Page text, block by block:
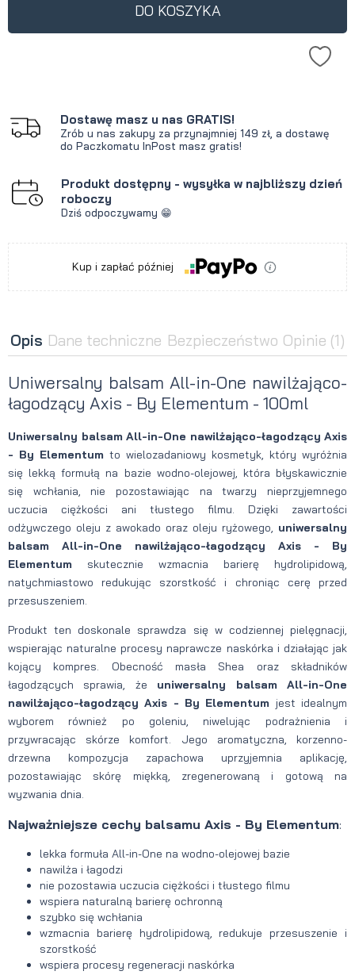
DO KOSZYKA
Dostawę masz u nas GRATIS!
Zrób u nas zakupy za przynajmniej 149 zł, a dostawę
do Paczkomatu InPost masz gratis!
Produkt dostępny - wysyłka w najbliższy dzień
roboczy
Dziś odpoczywamy 😁
Kup i zapłać później
Opis Dane techniczne Bezpieczeństwo Opinie (1)
Uniwersalny balsam All-in-One nawilżająco-
łagodzący Axis - By Elementum - 100ml
Uniwersalny balsam All-in-One nawilżająco-łagodzący Axis
- By Elementum to wielozadaniowy kosmetyk, który wyróżnia
się lekką formułą na bazie wodno-olejowej, która błyskawicznie
się wchłania, nie pozostawiając na twarzy nieprzyjemnego
uczucia ciężkości ani tłustego filmu. Dzięki zawartości
odżywczego oleju z awokado oraz oleju ryżowego, uniwersalny
balsam All-in-One nawilżająco-łagodzący Axis - By
Elementum skutecznie wzmacnia barierę hydrolipidową,
natychmiastowo redukując szorstkość i chroniąc cerę przed
przesuszeniem.
Produkt ten doskonale sprawdza się w codziennej pielęgnacji,
wspierając naturalne procesy naprawcze naskórka i działając jak
kojący kompres. Obecność masła Shea oraz składników
łagodzących sprawia, że uniwersalny balsam All-in-One
nawilżająco-łagodzący Axis - By Elementum jest idealnym
wyborem również po goleniu, niwelując podrażnienia i
przywracając skórze komfort. Jego aromatyczna, korzenno-
drzewna kompozycja zapachowa uprzyjemnia aplikację,
pozostawiając skórę miękką, zregenerowaną i gotową na
wyzwania dnia.
Najważniejsze cechy balsamu Axis - By Elementum:
lekka formuła All-in-One na wodno-olejowej bazie
nawilża i łagodzi
nie pozostawia uczucia ciężkości i tłustego filmu
wspiera naturalną barierę ochronną
szybko się wchłania
wzmacnia barierę hydrolipidową, redukuje przesuszenie i
szorstkość
wspiera procesy regeneracji naskórka